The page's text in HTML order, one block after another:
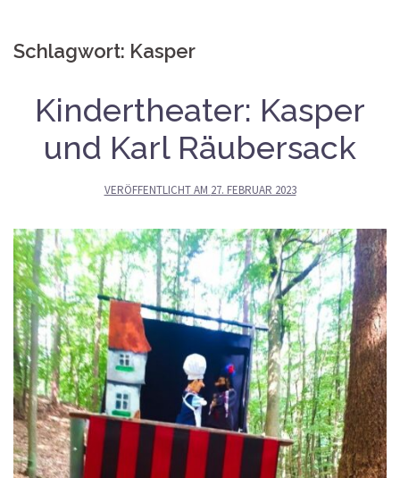
Schlagwort: Kasper
Kindertheater: Kasper
und Karl Räubersack
VERÖFFENTLICHT AM 27. FEBRUAR 2023